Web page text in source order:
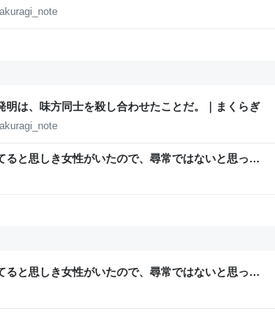
明は、味方同士を殺し合わせたことだ。｜まくらぎ
ると思しき女性がいたので、尋常ではないと思って
守っていたら、急に現れた女性に「あなた何して
をはたき落とされた話
ると思しき女性がいたので、尋常ではないと思って
守っていたら、急に現れた女性に「あなた何して